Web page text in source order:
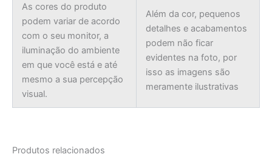
As cores do produto
podem variar de acordo
com o seu monitor, a
iluminação do ambiente
em que você está e até
mesmo a sua percepção
visual.
Além da cor, pequenos
detalhes e acabamentos
podem não ficar
evidentes na foto, por
isso as imagens são
meramente ilustrativas
Produtos relacionados